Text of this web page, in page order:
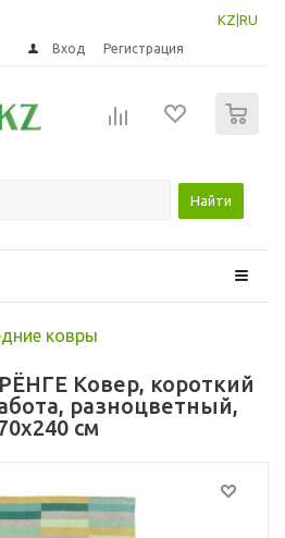
KZ RU
Вход Регистрация
Найти
ковры
Ковер, короткий
разноцветный,
см